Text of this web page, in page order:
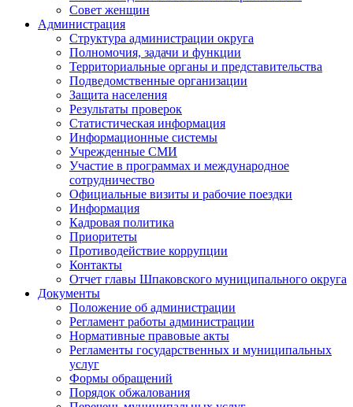
Совет женщин
Администрация
Структура администрации округа
Полномочия, задачи и функции
Территориальные органы и представительства
Подведомственные организации
Защита населения
Результаты проверок
Статистическая информация
Информационные системы
Учрежденные СМИ
Участие в программах и международное
сотрудничество
Официальные визиты и рабочие поездки
Информация
Кадровая политика
Приоритеты
Противодействие коррупции
Контакты
Отчет главы Шпаковского муниципального округа
Документы
Положение об администрации
Регламент работы администрации
Нормативные правовые акты
Регламенты государственных и муниципальных
услуг
Формы обращений
Порядок обжалования